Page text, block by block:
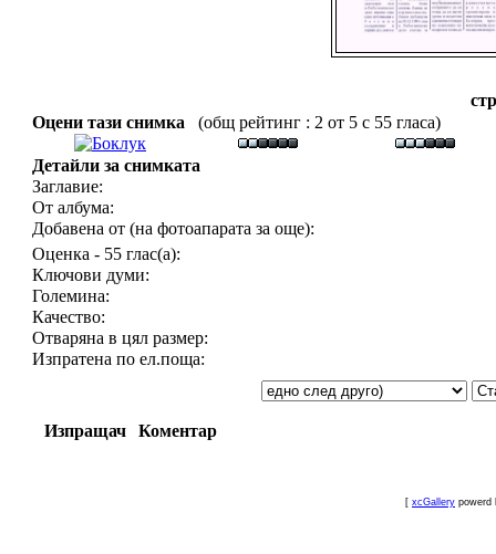
Оцени тази снимка
(общ рейтинг : 2 от 5 с 55 гласа)
Детайли за снимката
Заглавие:
От албума:
Добавена от (на фотоапарата за още):
Оценка - 55 глас(а):
Ключови думи:
Големина:
Качество:
Отваряна в цял размер:
Изпратена по ел.поща:
Изпращач Коментар
[ xcGallery